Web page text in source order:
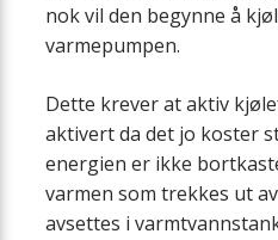
nok vil den begynne å
varmepumpen.
Dette krever at aktiv
aktivert da det jo koster
energien er ikke
varmen som trekkes ut
avsettes i